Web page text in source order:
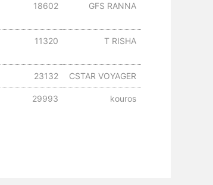
GFS RANNA
18602
T RISHA
11320
CSTAR VOYAGER
23132
kouros
29993